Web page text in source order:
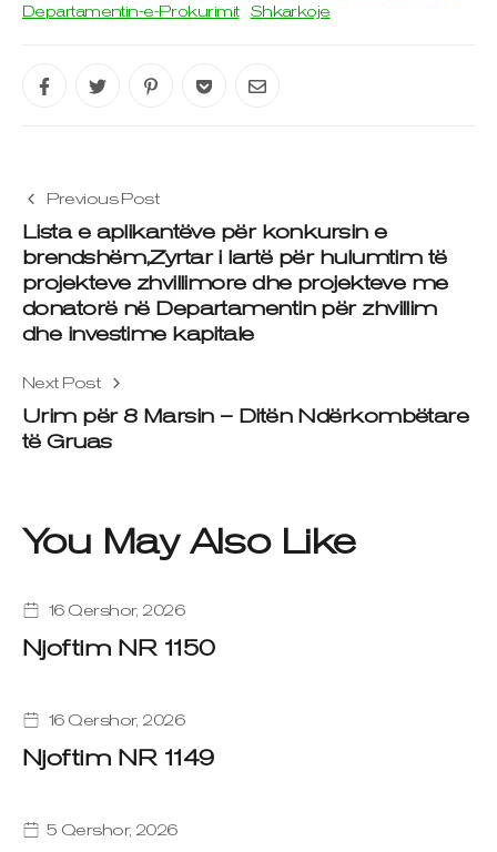
Departamentin-e-Prokurimit Shkarkoje
Previous Post
Lista e aplikantëve për konkursin e
brendshëm,Zyrtar i lartë për hulumtim të
projekteve zhvillimore dhe projekteve me
donatorë në Departamentin për zhvillim
dhe investime kapitale
Next Post
Urim për 8 Marsin – Ditën Ndërkombëtare
të Gruas
You May Also Like
16 Qershor, 2026
Njoftim NR 1150
16 Qershor, 2026
Njoftim NR 1149
5 Qershor, 2026